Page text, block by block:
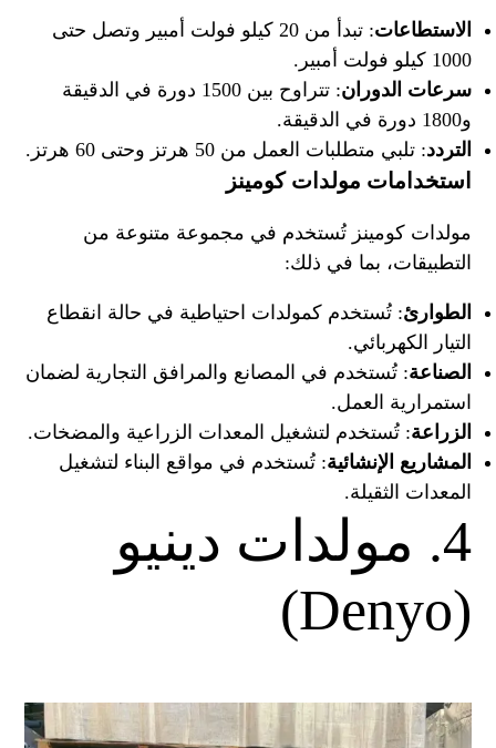
الاستطاعات
: تبدأ من 20 كيلو فولت أمبير وتصل حتى
1000 كيلو فولت أمبير.
سرعات الدوران
: تتراوح بين 1500 دورة في الدقيقة
و1800 دورة في الدقيقة.
التردد: تلبي متطلبات العمل من 50 هرتز وحتى 60 هرتز.
استخدامات مولدات كومينز
مولدات كومينز تُستخدم في مجموعة متنوعة من
التطبيقات، بما في ذلك:
الطوارئ: تُستخدم كمولدات احتياطية في حالة انقطاع
التيار الكهربائي.
الصناعة: تُستخدم في المصانع والمرافق التجارية لضمان
استمرارية العمل.
الزراعة: تُستخدم لتشغيل المعدات الزراعية والمضخات.
المشاريع الإنشائية: تُستخدم في مواقع البناء لتشغيل
المعدات الثقيلة.
4. مولدات دينيو
(Denyo)